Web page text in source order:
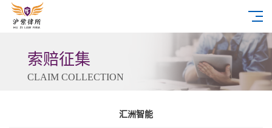
索赔征集
CLAIM COLLECTION
汇洲智能